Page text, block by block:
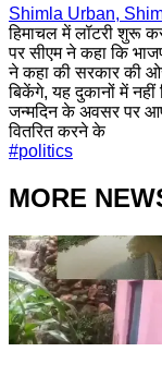
Shimla Urban,
हिमाचल में लॉटरी शुरू
पर सीएम ने कहा कि
ने कहा की सरकार की
बिकेंगे, यह दुकानों में
जन्मदिन के अवसर पर
वितरित करने के
#politics
MORE